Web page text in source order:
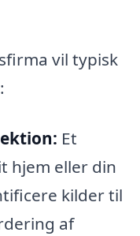
vil typisk
Et
hjem eller din
kilder til
af